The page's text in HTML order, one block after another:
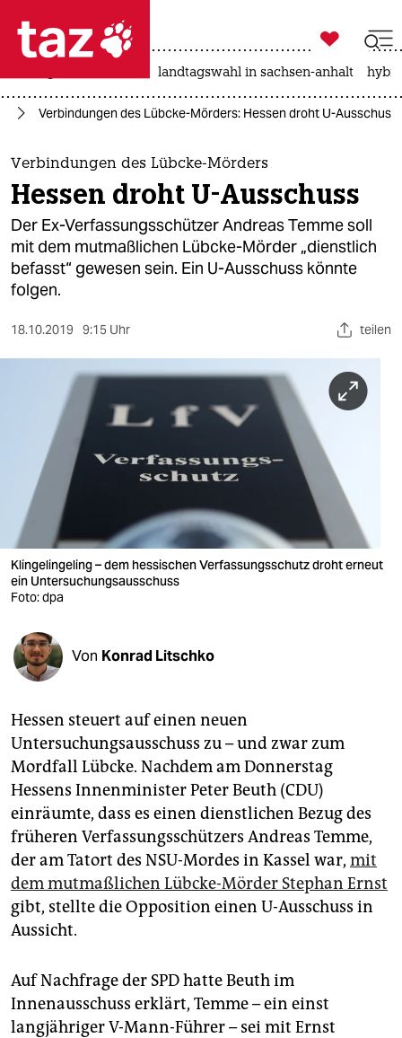
 taz zahl ich
taz zahl ich
themen
politik
öko
gesellschaft
kultur
sport
wahrheit
verlag
verlag
veranstaltungen
shop
fragen & hilfe
abo
genossenschaft
epaper login

taz zahl ich
landtagswahl in sachsen-anhalt
Verbindungen des Lübcke-Mörders: Hessen droht U-Ausschuss
Verbindungen des Lübcke-Mörders
Hessen droht U-Ausschuss
Der Ex-Verfassungsschützer Andreas Temme soll
mit dem mutmaßlichen Lübcke-Mörder „dienstlich
befasst“ gewesen sein. Ein U-Ausschuss könnte
folgen.
18.10.2019 9:15 Uhr teilen
Klingelingeling – dem hessischen Verfassungsschutz droht erneut
ein Untersuchungsausschuss
Foto: dpa
Von Konrad Litschko
Hessen steuert auf einen neuen
Untersuchungsausschuss zu – und zwar zum
Mordfall Lübcke. Nachdem am Donnerstag
Hessens Innenminister Peter Beuth (CDU)
einräumte, dass es einen dienstlichen Bezug des
früheren Verfassungsschützers Andreas Temme,
der am Tatort des NSU-Mordes in Kassel war, mit
dem mutmaßlichen Lübcke-Mörder Stephan Ernst
gibt, stellte die Opposition einen U-Ausschuss in
Aussicht.
Auf Nachfrage der SPD hatte Beuth im
Innenausschuss erklärt, Temme – ein einst
langjähriger V-Mann-Führer – sei mit Ernst